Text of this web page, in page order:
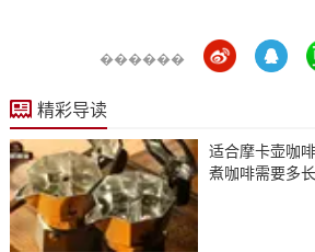
������
精彩导读
适合摩卡壶咖
煮咖啡需要多